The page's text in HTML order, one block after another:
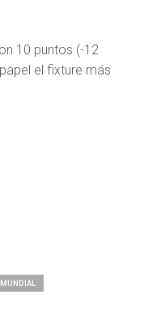
10 puntos (-12
el fixture más